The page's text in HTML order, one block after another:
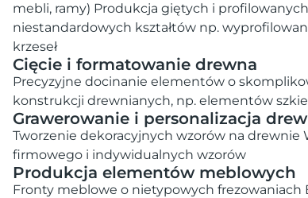
mebli, ramy) Produkcja giętych i
niestandardowych kształtów np.
krzeseł
Cięcie i formatowanie drewna
Precyzyjne docinanie elementów o
konstrukcji drewnianych, np. elementów
Grawerowanie i personalizacja
Tworzenie dekoracyjnych wzorów na drewnie
firmowego i indywidualnych wzorów
Produkcja elementów meblowych
Fronty meblowe o nietypowych